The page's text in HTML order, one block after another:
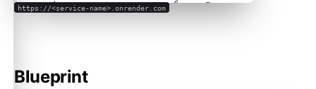
https://<service-name>.onrender.com
Blueprint
การเริ่มระบบแบบ Cold Start ช้า (แพ็กเกจฟรี)
ขั้นตอนถัดไป